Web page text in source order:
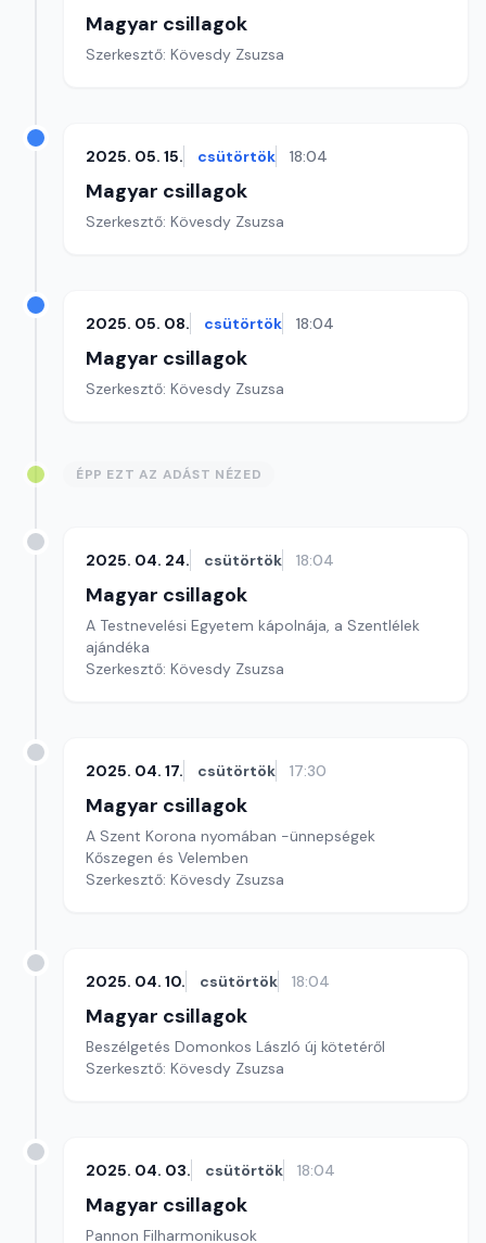
Magyar csillagok
Szerkesztő: Kövesdy Zsuzsa
2025. 05. 15. csütörtök 18:04
Magyar csillagok
Szerkesztő: Kövesdy Zsuzsa
2025. 05. 08. csütörtök 18:04
Magyar csillagok
Szerkesztő: Kövesdy Zsuzsa
ÉPP EZT AZ ADÁST NÉZED
2025. 04. 24. csütörtök 18:04
Magyar csillagok
A Testnevelési Egyetem kápolnája, a Szentlélek
ajándéka
Szerkesztő: Kövesdy Zsuzsa
2025. 04. 17. csütörtök 17:30
Magyar csillagok
A Szent Korona nyomában -ünnepségek
Kőszegen és Velemben
Szerkesztő: Kövesdy Zsuzsa
2025. 04. 10. csütörtök 18:04
Magyar csillagok
Beszélgetés Domonkos László új kötetéről
Szerkesztő: Kövesdy Zsuzsa
2025. 04. 03. csütörtök 18:04
Magyar csillagok
Pannon Filharmonikusok